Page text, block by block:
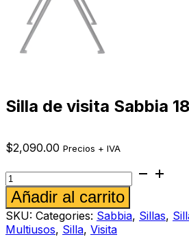
Silla de visita Sabbia
$2,090.00 Precios + IVA
Silla
de
visita
Sabbia
188
verde
Añadir al carrito
SKU: Categories: Sabbia, Sillas,
Multiusos, Silla, Visita